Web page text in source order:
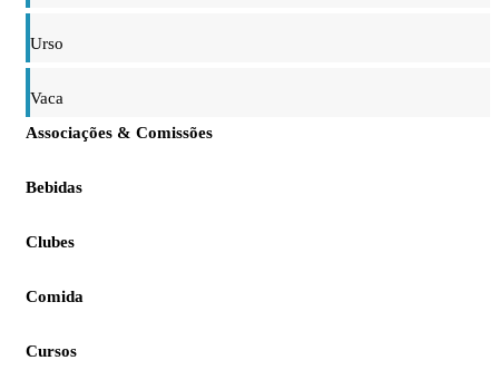
Urso
Vaca
Associações & Comissões
Bebidas
Clubes
Comida
Cursos